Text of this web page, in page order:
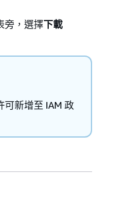
旁，選擇下載
可新增至 IAM 政